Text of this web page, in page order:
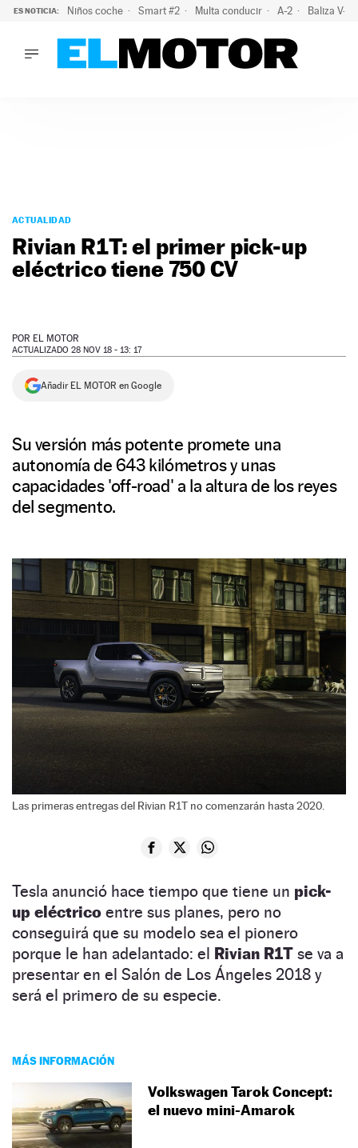
ES NOTICIA: Niños coche Smart #2 Multa conducir A-2 Baliza V-
PODCAST
MOTOS
TECNOLOGÍA
SERVICIOS
NEWSLETTER
ACTUALIDAD
Rivian R1T: el primer pick-up
eléctrico tiene 750 CV
POR EL MOTOR
ACTUALIZADO 28 NOV 18 - 13: 17
Añadir EL MOTOR en Google
Su versión más potente promete una
autonomía de 643 kilómetros y unas
capacidades 'off-road' a la altura de los reyes
del segmento.
Las primeras entregas del Rivian R1T no comenzarán hasta 2020.
Tesla anunció hace tiempo que tiene un pick-
up eléctrico entre sus planes, pero no
conseguirá que su modelo sea el pionero
porque le han adelantado: el Rivian R1T se va a
presentar en el Salón de Los Ángeles 2018 y
será el primero de su especie.
MÁS INFORMACIÓN
Volkswagen Tarok Concept:
el nuevo mini-Amarok